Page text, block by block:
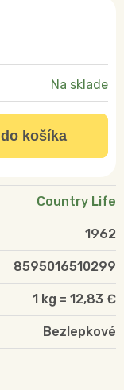
Na sklade
košíka
Country Life
1962
8595016510299
1 kg = 12,83 €
Bezlepkové